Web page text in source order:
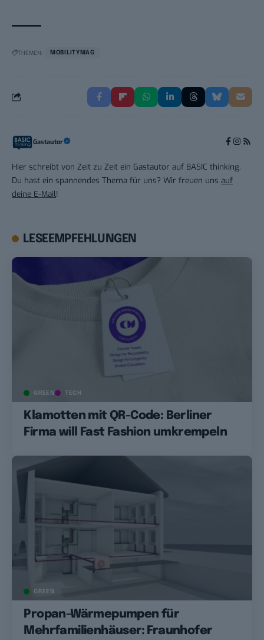
THEMEN: MOBILITYMAG
Gastautor
Hier schreibt von Zeit zu Zeit ein Gastautor auf BASIC thinking.
Du hast ein spannendes Thema für uns? Wir freuen uns auf
deine E-Mail!
LESEEMPFEHLUNGEN
GREEN TECH
Klamotten mit QR-Code: Berliner
Firma will Fast Fashion umkrempeln
GREEN
Propan-Wärmepumpen für
Mehrfamilienhäuser: Fraunhofer